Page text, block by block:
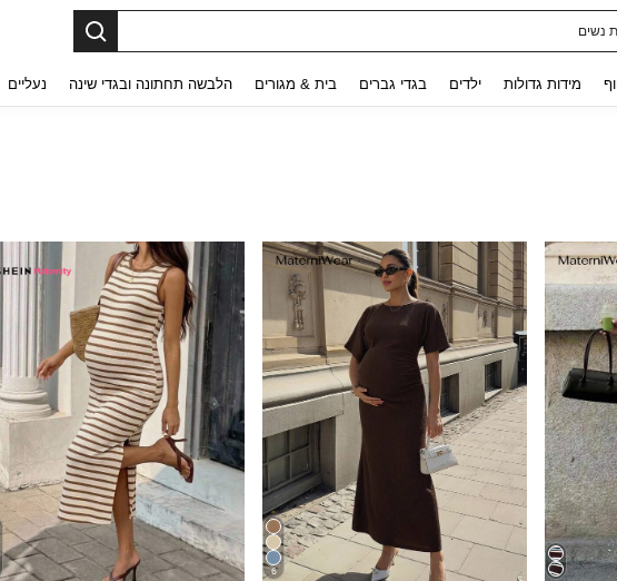
לילדות
מידות גדולות ילדים בגדי גברים בית & מגורים הלבשה תחתונה ובגדי שינה נעליים
6